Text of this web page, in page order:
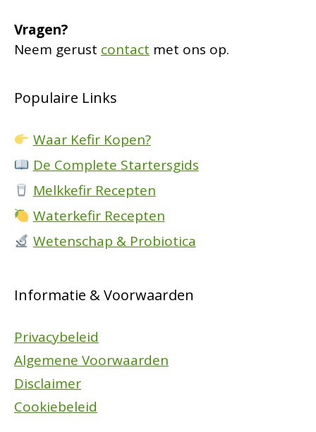
Vragen?
Neem gerust contact met ons op.
Populaire Links
Waar Kefir Kopen?
De Complete Startersgids
Melkkefir Recepten
Waterkefir Recepten
Wetenschap & Probiotica
Informatie & Voorwaarden
Privacybeleid
Algemene Voorwaarden
Disclaimer
Cookiebeleid